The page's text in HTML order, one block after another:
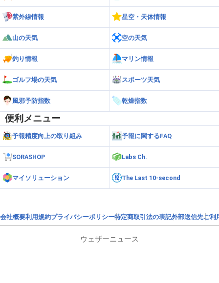
紫外線情報 星空・天体情報
山の天気 空の天気
釣り情報 マリン情報
ゴルフ場の天気 スポーツ天気
風邪予防指数 乾燥指数
便利メニュー
予報精度向上の取り組み 予報に関するFAQ
SORASHOP Labs Ch.
マイソリューション The Last 10-second
会社概要利用規約プライバシーポリシー特定商取引法の表記外部送信先ご利
ウェザーニュース